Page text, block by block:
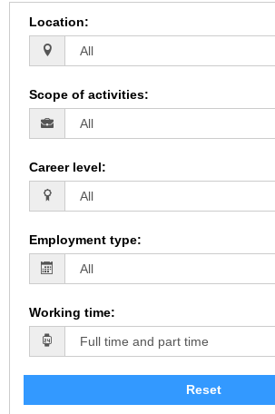
Location:
Scope of activities:
Career level:
Employment type:
Working time:
Reset